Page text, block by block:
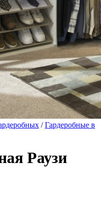
/Гардеробные в
Раузи